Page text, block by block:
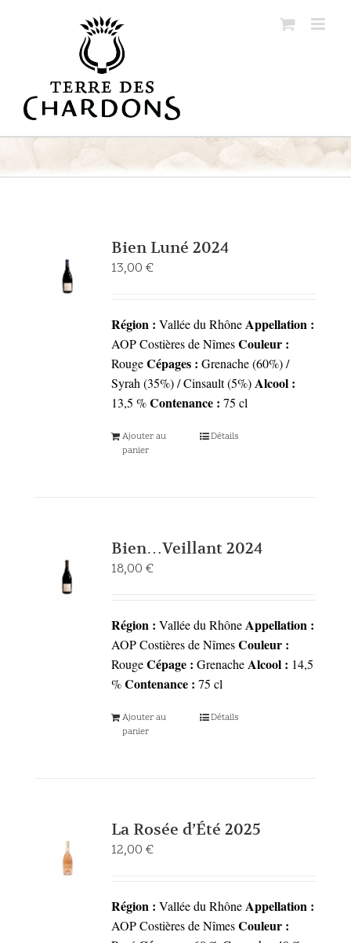
Bien Luné 2024
13,00 €
Région : Vallée du Rhône Appellation :
AOP Costières de Nîmes Couleur :
Rouge Cépages : Grenache (60%) /
Syrah (35%) / Cinsault (5%) Alcool :
13,5 % Contenance : 75 cl
Ajouter au
panier
Détails
Bien…Veillant 2024
18,00 €
Région : Vallée du Rhône Appellation :
AOP Costières de Nîmes Couleur :
Rouge Cépage : Grenache Alcool : 14,5
% Contenance : 75 cl
Ajouter au
panier
Détails
La Rosée d’Été 2025
12,00 €
Région : Vallée du Rhône Appellation :
AOP Costières de Nîmes Couleur :